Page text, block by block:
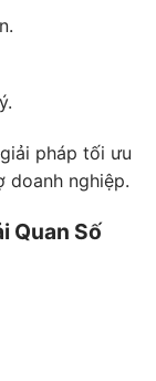
pháp tối ưu
doanh nghiệp.
Quan Số